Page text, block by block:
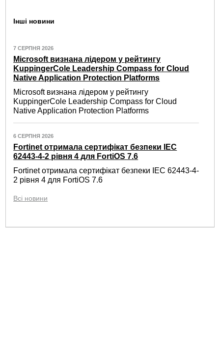
Інші новини
7 СЕРПНЯ 2026
Microsoft визнана лідером у рейтингу
KuppingerCole Leadership Compass for Cloud
Native Application Protection Platforms
Microsoft визнана лідером у рейтингу
KuppingerCole Leadership Compass for Cloud
Native Application Protection Platforms
6 СЕРПНЯ 2026
Fortinet отримала сертифікат безпеки IEC
62443-4-2 рівня 4 для FortiOS 7.6
Fortinet отримала сертифікат безпеки IEC 62443-4-
2 рівня 4 для FortiOS 7.6
Всі новини